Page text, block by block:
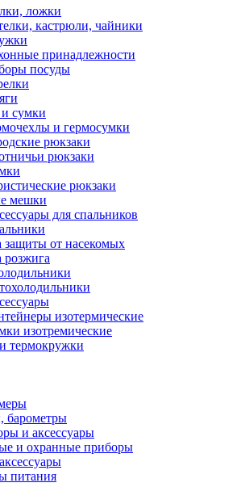
ложки
кастрюли, чайники
принадлежности
посуды
сумки
и гермосумки
рюкзаки
рюкзаки
рюкзаки
мешки
для спальников
защиты от насекомых
розжига
изотермические
изотремические
термокружки
барометры
и аксессуары
и охранные приборы
питания